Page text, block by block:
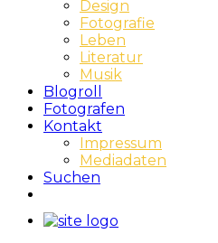
Design
Fotografie
Leben
Literatur
Musik
Blogroll
Fotografen
Kontakt
Impressum
Mediadaten
Suchen